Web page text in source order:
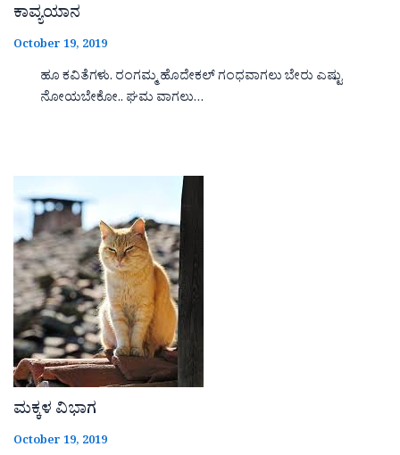
ಕಾವ್ಯಯಾನ
October 19, 2019
ಹೂ ಕವಿತೆಗಳು. ರಂಗಮ್ಮ ಹೊದೇಕಲ್ ಗಂಧವಾಗಲು ಬೇರು ಎಷ್ಟು
ನೋಯಬೇಕೋ.. ಘಮ ವಾಗಲು…
ಮಕ್ಕಳ ವಿಭಾಗ
October 19, 2019